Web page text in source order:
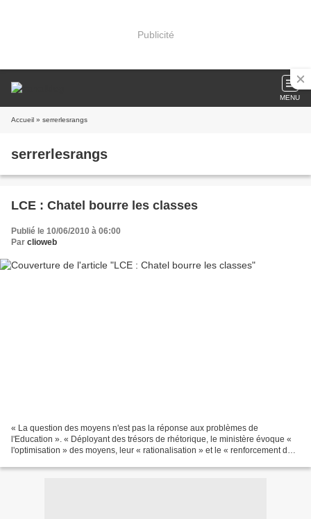
Publicité
MENU
Accueil » serrerlesrangs
serrerlesrangs
LCE : Chatel bourre les classes
Publié le 10/06/2010 à 06:00
Par clioweb
« La question des moyens n'est pas la réponse aux problèmes de
l'Education ». « Déployant des trésors de rhétorique, le ministère évoque «
l'optimisation » des moyens, leur « rationalisation » et le « renforcement de